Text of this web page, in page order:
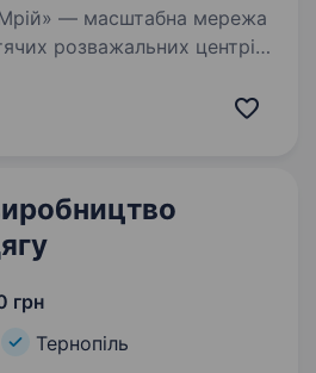
розважальних центрів
рівень професіоналізму
грн
Тернопіль